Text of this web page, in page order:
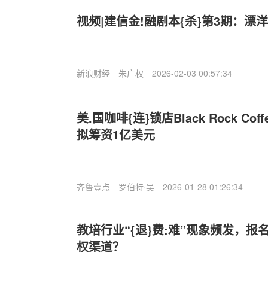
视频|建信金!融剧本{杀}第3期：漂
新浪财经 朱广权 2026-02-03 00:57:34
美.国咖啡{连}锁店Black Rock
拟筹资1亿美元
齐鲁壹点 罗伯特·吴 2026-01-28 01:26:34
教培行业“{退}费:难”现象频发，报
权渠道？